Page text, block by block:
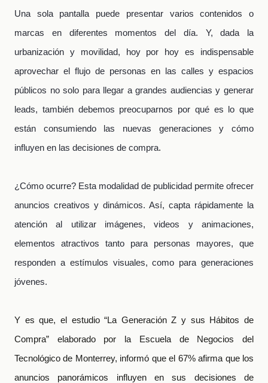
Una sola pantalla puede presentar varios contenidos o
marcas en diferentes momentos del día. Y, dada la
urbanización y movilidad, hoy por hoy es indispensable
aprovechar el flujo de personas en las calles y espacios
públicos no solo para llegar a grandes audiencias y generar
leads, también debemos preocuparnos por qué es lo que
están consumiendo las nuevas generaciones y cómo
influyen en las decisiones de compra.
¿Cómo ocurre? Esta modalidad de publicidad permite ofrecer
anuncios creativos y dinámicos. Así, capta rápidamente la
atención al utilizar imágenes, videos y animaciones,
elementos atractivos tanto para personas mayores, que
responden a estímulos visuales, como para generaciones
jóvenes.
Y es que, el estudio “La Generación Z y sus Hábitos de
Compra” elaborado por la Escuela de Negocios del
Tecnológico de Monterrey, informó que el 67% afirma que los
anuncios panorámicos influyen en sus decisiones de